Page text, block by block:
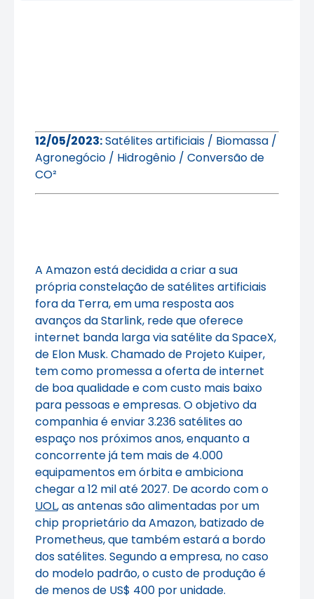
12/05/2023:Satélites artificiais / Biomassa /
Agronegócio / Hidrogênio / Conversão de
CO²
A Amazon está decidida a criar a sua
própria constelação de satélites artificiais
fora da Terra, em uma resposta aos
avanços da Starlink, rede que oferece
internet banda larga via satélite da SpaceX,
de Elon Musk. Chamado de Projeto Kuiper,
tem como promessa a oferta de internet
de boa qualidade e com custo mais baixo
para pessoas e empresas. O objetivo da
companhia é enviar 3.236 satélites ao
espaço nos próximos anos, enquanto a
concorrente já tem mais de 4.000
equipamentos em órbita e ambiciona
chegar a 12 mil até 2027. De acordo com o
UOL, as antenas são alimentadas por um
chip proprietário da Amazon, batizado de
Prometheus, que também estará a bordo
dos satélites. Segundo a empresa, no caso
do modelo padrão, o custo de produção é
de menos de US$ 400 por unidade.